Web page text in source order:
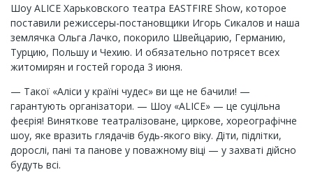
Шоу ALICE Харьковского театра EASTFIRE Show, которое
поставили режиссеры-постановщики Игорь Сикалов и наша
землячка Ольга Лачко, покорило Швейцарию, Германию,
Турцию, Польшу и Чехию. И обязательно потрясет всех
житомирян и гостей города 3 июня.
— Такої «Аліси у країні чудес» ви ще не бачили! —
гарантують організатори. — Шоу «ALICE» — це суцільна
феєрія! Виняткове театралізоване, циркове, хореографічне
шоу, яке вразить глядачів будь-якого віку. Діти, підлітки,
дорослі, пані та панове у поважному віці — у захваті дійсно
будуть всі.